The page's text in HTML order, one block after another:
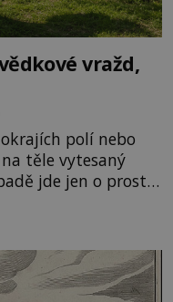
vražd,
polí nebo
těle vytesaný
jde jen o prostý
zapomenuté
z nich mají
kdy se vrah a
na usmíření.